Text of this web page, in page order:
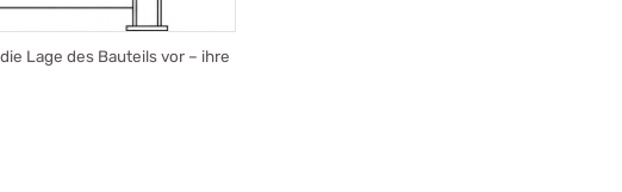
Lage des Bauteils vor – ihre